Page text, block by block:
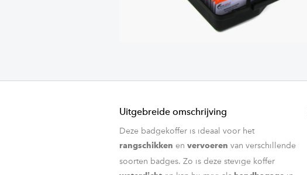
Uitgebreide omschrijving
Deze badgekoffer is ideaal voor het
rangschikken en vervoeren van verschillende
soorten badges. Zo is deze stevige koffer